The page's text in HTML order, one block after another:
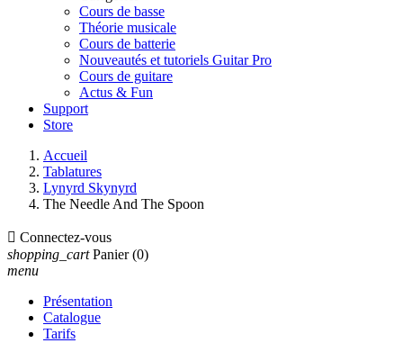
Cours de basse
Théorie musicale
Cours de batterie
Nouveautés et tutoriels Guitar Pro
Cours de guitare
Actus & Fun
Support
Store
Accueil
Tablatures
Lynyrd Skynyrd
The Needle And The Spoon
 Connectez-vous
shopping_cart Panier (0)
menu
Présentation
Catalogue
Tarifs